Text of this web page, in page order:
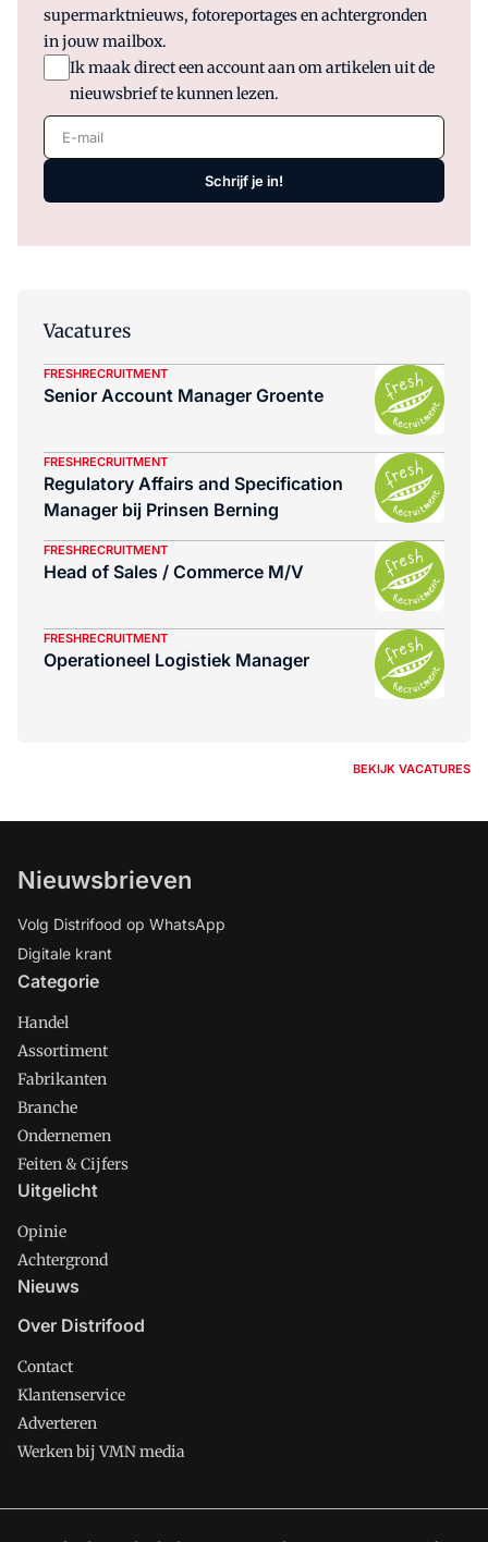
supermarktnieuws, fotoreportages en achtergronden
in jouw mailbox.
Ik maak direct een account aan om artikelen uit de
nieuwsbrief te kunnen lezen.
E-mail
Schrijf je in!
Vacatures
FRESHRECRUITMENT
Senior Account Manager Groente
FRESHRECRUITMENT
Regulatory Affairs and Specification
Manager bij Prinsen Berning
FRESHRECRUITMENT
Head of Sales / Commerce M/V
FRESHRECRUITMENT
Operationeel Logistiek Manager
BEKIJK VACATURES
Nieuwsbrieven
Volg Distrifood op WhatsApp
Digitale krant
Categorie
Handel
Assortiment
Fabrikanten
Branche
Ondernemen
Feiten & Cijfers
Uitgelicht
Opinie
Achtergrond
Nieuws
Over Distrifood
Contact
Klantenservice
Adverteren
Werken bij VMN media